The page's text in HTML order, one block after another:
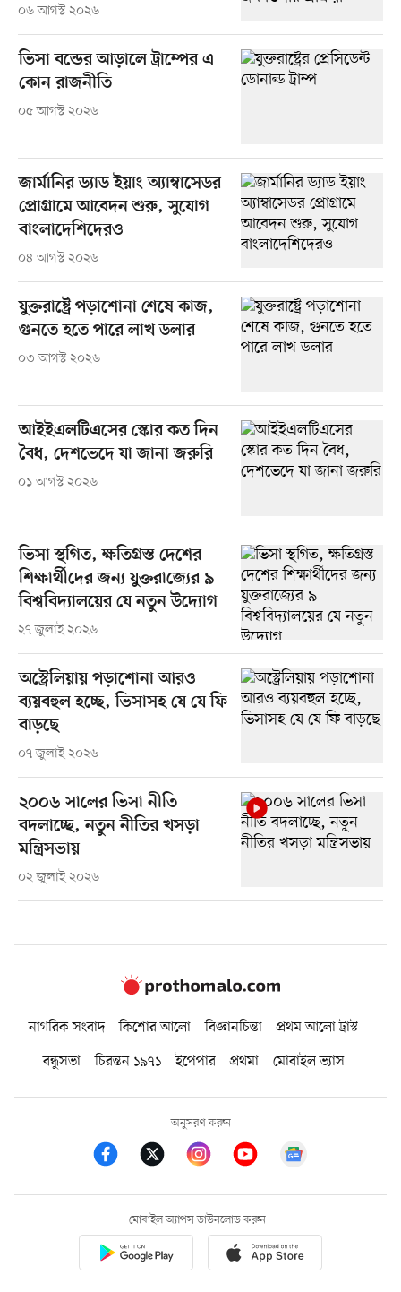
০৬ আগস্ট ২০২৬
ভিসা বন্ডের আড়ালে ট্রাম্পের এ
কোন রাজনীতি
০৫ আগস্ট ২০২৬
জার্মানির ড্যাড ইয়াং অ্যাম্বাসেডর
প্রোগ্রামে আবেদন শুরু, সুযোগ
বাংলাদেশিদেরও
০৪ আগস্ট ২০২৬
যুক্তরাষ্ট্রে পড়াশোনা শেষে কাজ,
গুনতে হতে পারে লাখ ডলার
০৩ আগস্ট ২০২৬
আইইএলটিএসের স্কোর কত দিন
বৈধ, দেশভেদে যা জানা জরুরি
০১ আগস্ট ২০২৬
ভিসা স্থগিত, ক্ষতিগ্রস্ত দেশের
শিক্ষার্থীদের জন্য যুক্তরাজ্যের ৯
বিশ্ববিদ্যালয়ের যে নতুন উদ্যোগ
২৭ জুলাই ২০২৬
অস্ট্রেলিয়ায় পড়াশোনা আরও
ব্যয়বহুল হচ্ছে, ভিসাসহ যে যে ফি
বাড়ছে
০৭ জুলাই ২০২৬
২০০৬ সালের ভিসা নীতি
বদলাচ্ছে, নতুন নীতির খসড়া
মন্ত্রিসভায়
০২ জুলাই ২০২৬
নাগরিক সংবাদ কিশোর আলো বিজ্ঞানচিন্তা
প্রথম আলো ট্রাস্ট
বন্ধুসভা
চিরন্তন ১৯৭১ ইপেপার প্রথমা মোবাইল ভ্যাস
অনুসরণ করুন
মোবাইল অ্যাপস ডাউনলোড করুন